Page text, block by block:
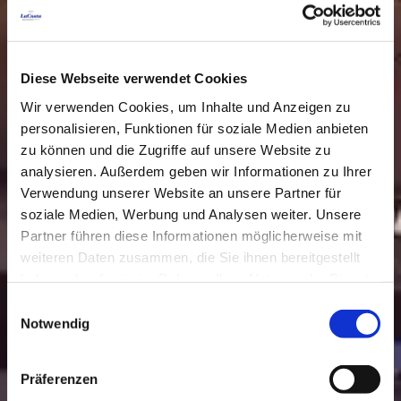
Diese Webseite verwendet Cookies
Wir verwenden Cookies, um Inhalte und Anzeigen zu
personalisieren, Funktionen für soziale Medien anbieten
zu können und die Zugriffe auf unsere Website zu
analysieren. Außerdem geben wir Informationen zu Ihrer
Verwendung unserer Website an unsere Partner für
soziale Medien, Werbung und Analysen weiter. Unsere
Partner führen diese Informationen möglicherweise mit
weiteren Daten zusammen, die Sie ihnen bereitgestellt
Notwendig
Präferenzen